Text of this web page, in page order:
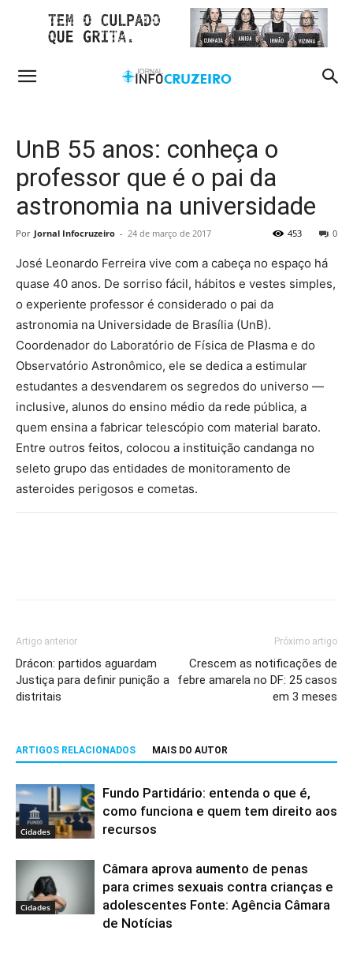
UnB 55 anos: conheça o
professor que é o pai da
astronomia na universidade
Por Jornal Infocruzeiro - 24 de março de 2017 0
453
José Leonardo Ferreira vive com a cabeça no espaço há
quase 40 anos. De sorriso fácil, hábitos e vestes simples,
o experiente professor é considerado o pai da
astronomia na Universidade de Brasília (UnB).
Coordenador do Laboratório de Física de Plasma e do
Observatório Astronômico, ele se dedica a estimular
estudantes a desvendarem os segredos do universo —
inclusive, alunos do ensino médio da rede pública, a
quem ensina a fabricar telescópio com material barato.
Entre outros feitos, colocou a instituição candanga no
seleto grupo das entidades de monitoramento de
asteroides perigosos e cometas.
Artigo anterior
Drácon: partidos aguardam
Justiça para definir punição a
distritais
Próximo artigo
Crescem as notificações de
febre amarela no DF: 25 casos
em 3 meses
ARTIGOS RELACIONADOS MAIS DO AUTOR
Cidades
Fundo Partidário: entenda o que é,
como funciona e quem tem direito aos
recursos
Cidades
Câmara aprova aumento de penas
para crimes sexuais contra crianças e
adolescentes Fonte: Agência Câmara
de Notícias